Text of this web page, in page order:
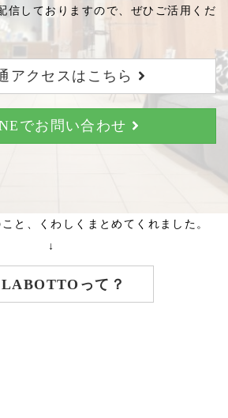
信しておりますので、ぜひご活用くだ
アクセスはこちら
でお問い合わせ
と、くわしくまとめてくれました。
↓
LABOTTOって？